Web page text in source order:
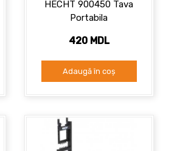
HECHT 900450 Tava
Portabila
420 MDL
Adaugă în coș